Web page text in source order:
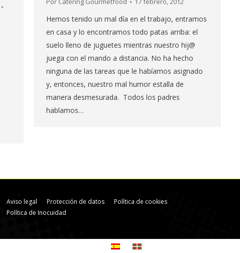
Hemos tenido un mal día en el trabajo, entramos
en casa y lo encontramos todo patas arriba: el
suelo lleno de juguetes mientras nuestro hij@
juega con el mando a distancia. No ha hecho
ninguna de las tareas que le habíamos asignado
y, entonces, nuestro mal humor estalla de
manera desmesurada. Todos los padres
hablamos…
Aviso legal Protección de datos
Política de cookies
Política de Inocuidad